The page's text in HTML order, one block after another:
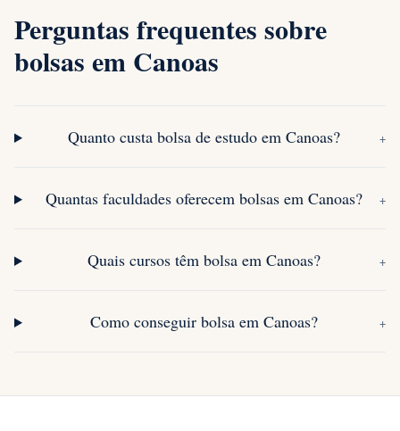
Perguntas frequentes sobre
bolsas em Canoas
Quanto custa bolsa de estudo em Canoas? +
Quantas faculdades oferecem bolsas em Canoas? +
Quais cursos têm bolsa em Canoas? +
Como conseguir bolsa em Canoas? +